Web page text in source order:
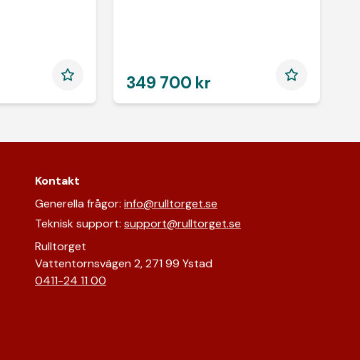
349 700 kr
Kontakt
Generella frågor: info@rulltorget.se
Teknisk support: support@rulltorget.se
Rulltorget
Vattentornsvägen 2, 271 99 Ystad
0411-24 11 00